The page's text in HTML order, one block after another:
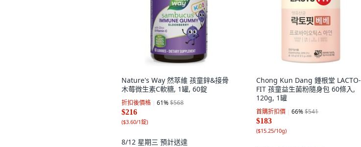
Nature's Way 然萃維 孩童鋅&接骨
木莓微生素C軟糖, 1罐, 60錠
折扣後價格 61%$568
$216
($3.60/1錠)
8/12 星期三 預計送達
Chong Kun Dang 鍾根堂 LACTO-
FIT 孩童益生菌粉隨身包 60條入,
120g, 1罐
首購折扣價 66%$541
$183
($15.25/10g)